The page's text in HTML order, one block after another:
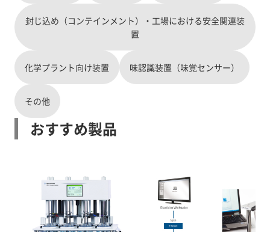
封じ込め（コンテインメント）・工場における安全関連装
置
化学プラント向け装置 味認識装置（味覚センサー）
その他
おすすめ製品